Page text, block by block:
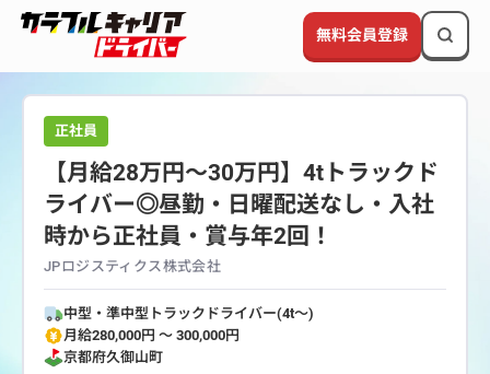
無料会員登録
正社員
【月給28万円～30万円】4tトラックド
ライバー◎昼勤・日曜配送なし・入社
時から正社員・賞与年2回！
JPロジスティクス株式会社
中型・準中型トラックドライバー(4t～)
月給280,000円 〜 300,000円
京都府久御山町